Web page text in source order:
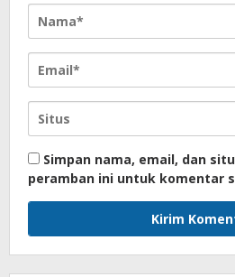
Simpan nama, email, dan
peramban ini untuk komentar